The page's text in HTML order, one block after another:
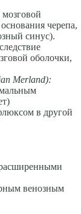
черепа,
синус).
оболочки,
Merland):
в другой
венозным